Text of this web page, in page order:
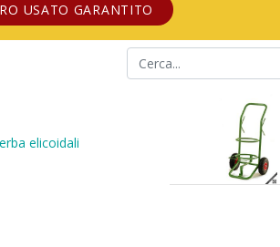
USATO GARANTITO
elicoidali